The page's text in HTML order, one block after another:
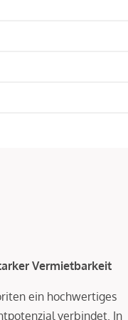
Vermietbarkeit
ein hochwertiges
verbindet. In